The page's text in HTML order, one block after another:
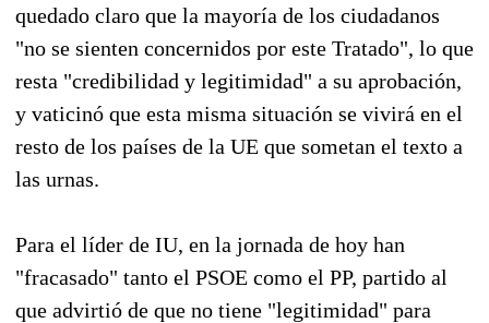
quedado claro que la mayoría de los ciudadanos
"no se sienten concernidos por este Tratado", lo que
resta "credibilidad y legitimidad" a su aprobación,
y vaticinó que esta misma situación se vivirá en el
resto de los países de la UE que sometan el texto a
las urnas.
Para el líder de IU, en la jornada de hoy han
"fracasado" tanto el PSOE como el PP, partido al
que advirtió de que no tiene "legitimidad" para